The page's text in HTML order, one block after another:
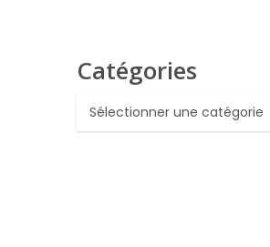
Catégories
Catégories